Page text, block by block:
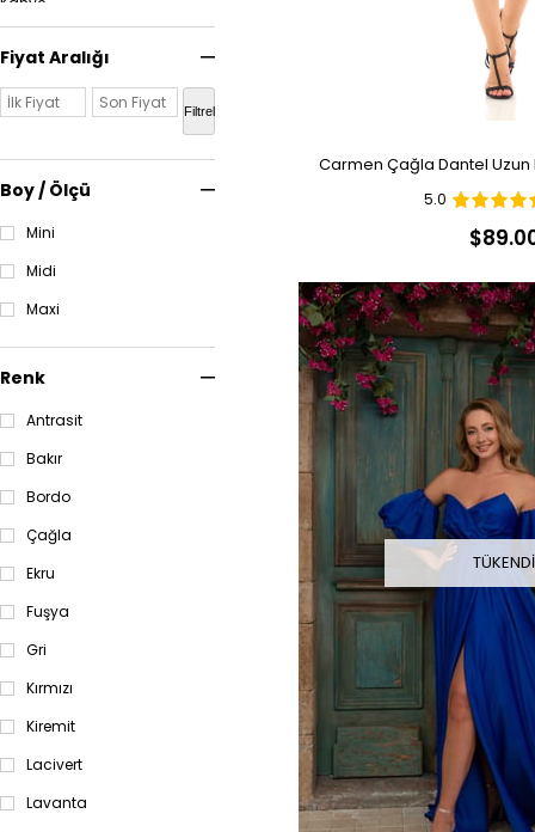
Kiremit
Kırmızı
Lavanta
Lila
Mavi
Mint
Mor
Pembe
Puan Mavi
Puan Mint
Safran
Saks
Siyah
Somon
Tarçın
Turkuaz
Vişne
Vizon
Zümrüt
34 Beden
36 Beden
Fiyat Aralığı
Filtrele
Boy / Ölçü
Mini
Midi
Maxi
Renk
Antrasit
Bakır
Bordo
Çağla
Ekru
Fuşya
Gri
Kırmızı
Kiremit
Lacivert
Lavanta
Carmen Çağla Dantel Uzun
5.0
TÜKENDI